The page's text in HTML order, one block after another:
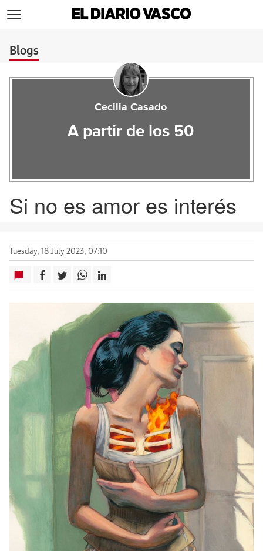
Blogs
Cecilia Casado
A partir de los 50
Si no es amor es interés
Tuesday, 18 July 2023, 07:10